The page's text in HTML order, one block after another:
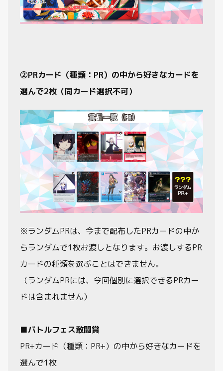
②PRカード（種類：PR）の中から好きなカードを
選んで2枚（同カード選択不可）
※ランダムPRは、今まで配布したPRカードの中か
らランダムで1枚お渡しとなります。お渡しするPR
カードの種類を選ぶことはできません。
（ランダムPRには、今回個別に選択できるPRカー
ドは含まれません）
■バトルフェス敢闘賞
PR+カード（種類：PR+）の中から好きなカードを
選んで1枚